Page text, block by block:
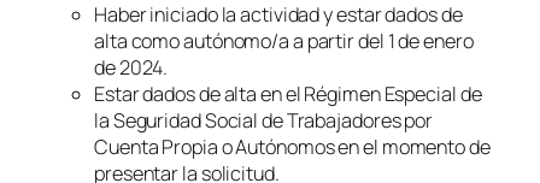
Haber iniciado la actividad y estar dados de
alta como autónomo/a a partir del 1 de enero
de 2024.
Estar dados de alta en el Régimen Especial de
la Seguridad Social de Trabajadores por
Cuenta Propia o Autónomos en el momento de
presentar la solicitud.